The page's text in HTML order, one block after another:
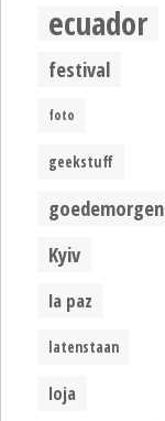
ecuador
festival
foto
geekstuff
goedemorgen
Kyiv
la paz
latenstaan
loja